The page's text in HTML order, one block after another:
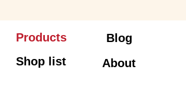
Products
Shop list
Blog
About